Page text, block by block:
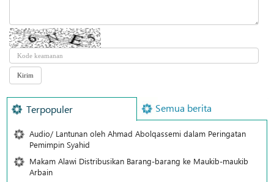
Terpopuler Semua berita
Audio/ Lantunan oleh Ahmad Abolqassemi dalam Peringatan
Pemimpin Syahid
Makam Alawi Distribusikan Barang-barang ke Maukib-maukib
Arbain